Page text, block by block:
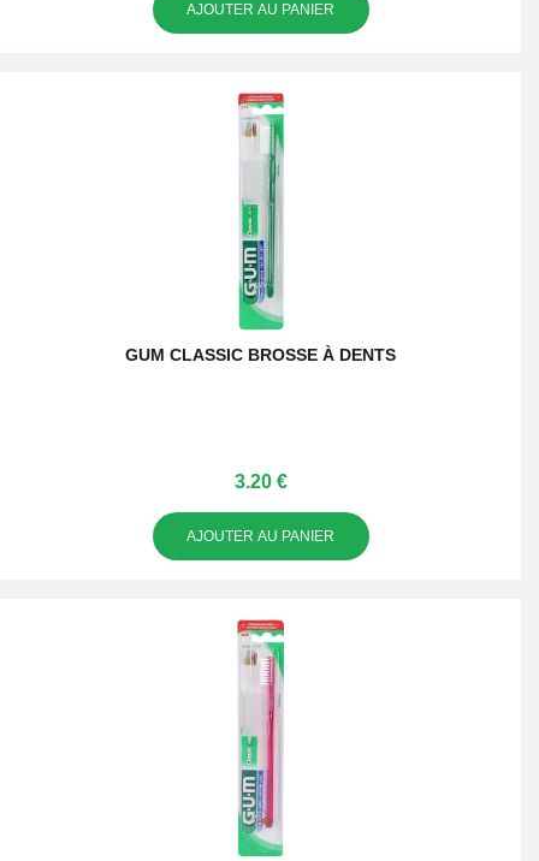
AJOUTER AU PANIER
GUM CLASSIC BROSSE À DENTS
3.20 €
AJOUTER AU PANIER